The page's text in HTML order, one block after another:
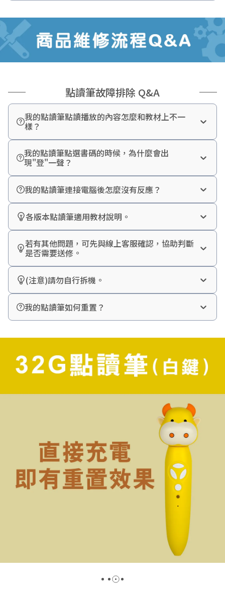
點讀筆故障排除 Q&A
我的點讀筆點讀播放的內容怎麼和教材上不一
樣？
點讀筆使用前，請先點選書本封面的選書碼(小牛津logo
或是書名)，即可切換至正確內容。
我的點讀筆點選書碼的時候，為什麼會出
現"登"一聲？
請先確認點讀筆的教材適用範圍，以及是否有更新教材內
容，可至官網點讀筆更新專區下載：
64G點讀筆
32G點讀筆(橘鍵)
32G點讀筆(白鍵)
16G點讀筆
我的點讀筆連接電腦後怎麼沒有反應？
請確認是否使用小牛津原廠的充電傳輸線，若使用其他
USB線，請確認是否具有資料傳輸功能。
各版本點讀筆適用教材說明。
請參考各點讀筆的更新頁面說明：
64G點讀筆
32G點讀筆(橘鍵)
32G點讀筆(白鍵)
16G點讀筆
乖乖虎筆/呱呱鴨筆，無法擴充教材內容。
若有其他問題，可先與線上客服確認，協助判斷
是否需要送修。
客服專線：0800-828866
客服時間：10:00-17:00(周一至周五)
FB粉絲團：小牛津國際文化有限公司
LINE客服：@newwis
※建議優先透過LINE客服聯絡(可即時傳送圖片、影片等
資訊)。
(注意)請勿自行拆機。
請勿自行拆機，若自行拆機，恕不提供保固/維修服務。
我的點讀筆如何重置？
點讀筆開機後，如有指示燈不斷閃爍或是恆亮，且不能點
讀使用的情況，請試著以工具(ex.迴紋針)按壓重置鈕(位於